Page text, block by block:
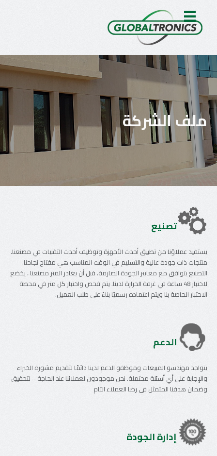
ملف الشركة
تصنيع
يستفيد عملاؤنا من تطبيق أحدث الأجهزة وتوظيف أحدث التقنيات في مصنعنا.
منتجات ذات جودة عالية والتسليم في الوقت المناسب هي مفتاح نجاحنا.
التصنيع يتوافق مع معايير الجودة الصارمة. قبل أن يغادر المتر مصنعنا ، يخضع
لاختبار 48 ساعة في غرفة الحرارة لدينا. يتم فحص واختبار كل متر في محطة
الاختبار الخاصة بنا ويتم اعتماده رسميًا بناءً على طلب العميل.
الدعم
يتواجد مهندسو المبيعات وموظفو الدعم لدينا دائمًا لتقديم مشورة الخبراء
والإجابة على أي أسئلة محتملة. نحن موجودون لعملائنا عند الحاجة – لتحقيق
وضمان هدفنا المتمثل في رضا العملاء التام
إدارة الجودة